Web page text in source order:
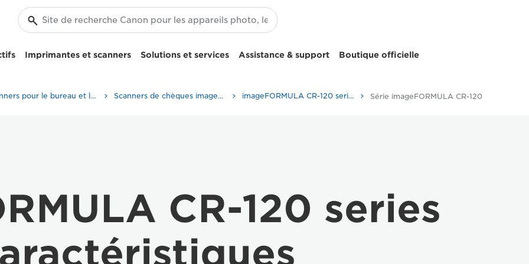
Imprimantes et scanners Solutions et services Assistance & support Boutique officielle
Scanners pour le bureau et la maison Scanners de chèques imageFORMULA imageFORMULA CR-120 series - Scanners de chèques imageFORMULA Série imageFORMULA CR-120
CR-120 series